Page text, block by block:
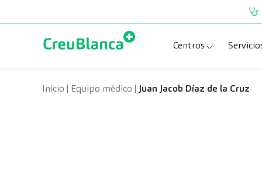
Centros
Clínica CreuBlanca
CreuBlanca
Inicio | Equipo médico | Juan Jacob Díaz de la Cruz